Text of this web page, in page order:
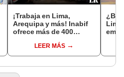
¡Trabaja en Lima,
Arequipa y más! Inabif
ofrece más de 400
hasta S/4.000
LEER MÁS
S/